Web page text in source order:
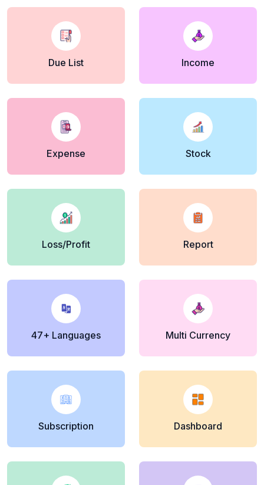
Due List Income
Expense Stock
Loss/Profit Report
47+ Languages Multi Currency
Subscription Dashboard